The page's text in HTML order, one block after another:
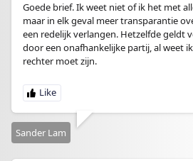
Goede brief. Ik weet niet of ik het met
maar in elk geval meer transparantie
een redelijk verlangen. Hetzelfde geldt
door een onafhankelijke partij, al weet
rechter moet zijn.
Sander Lam